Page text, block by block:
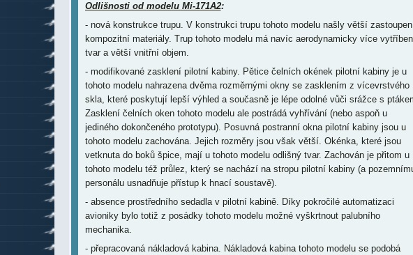
Odlišnosti od modelu Mi-171A2:
- nová konstrukce trupu. V konstrukci trupu tohoto modelu našly větší
kompozitní materiály. Trup tohoto modelu má navíc aerodynamicky více
tvar a větší vnitřní objem.
- modifikované zasklení pilotní kabiny. Pětice čelních okének pilotní kabiny je u
tohoto modelu nahrazena dvěma rozměrnými okny se zasklením z vícevrstvého
skla, které poskytují lepší výhled a současně je lépe odolné vůči srážce s
Zasklení čelních oken tohoto modelu ale postrádá vyhřívání (nebo aspoň u
jediného dokončeného prototypu). Posuvná postranní okna pilotní kabiny jsou u
tohoto modelu zachována. Jejich rozměry jsou však větší. Okénka, které jsou
vetknuta do boků špice, mají u tohoto modelu odlišný tvar. Zachován je přitom u
tohoto modelu též průlez, který se nachází na stropu pilotní kabiny (a
personálu usnadňuje přístup k hnací soustavě).
- absence prostředního sedadla v pilotní kabině. Díky pokročilé automatizaci
avioniky bylo totiž z posádky tohoto modelu možné vyškrtnout palubního
mechanika.
- přepracovaná nákladová kabina. Nákladová kabina tohoto modelu se podobá